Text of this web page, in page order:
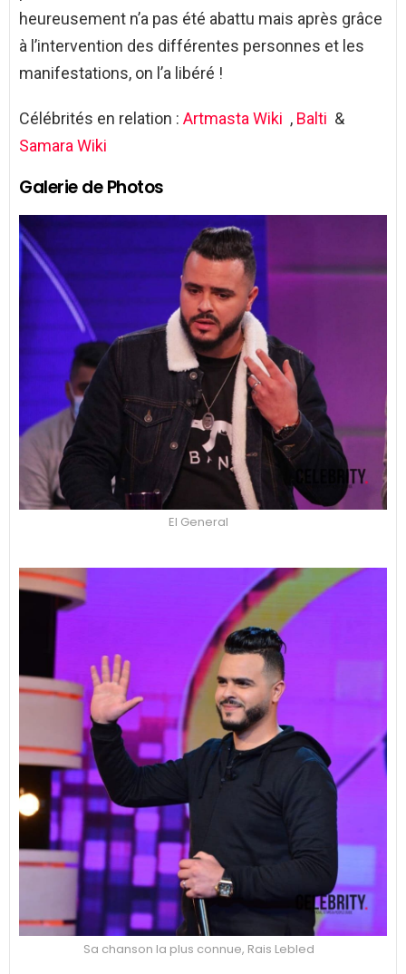
heureusement n’a pas été abattu mais après grâce
à l’intervention des différentes personnes et les
manifestations, on l’a libéré !
Célébrités en relation : Artmasta Wiki , Balti &
Samara Wiki
Galerie de Photos
El General
Sa chanson la plus connue, Rais Lebled